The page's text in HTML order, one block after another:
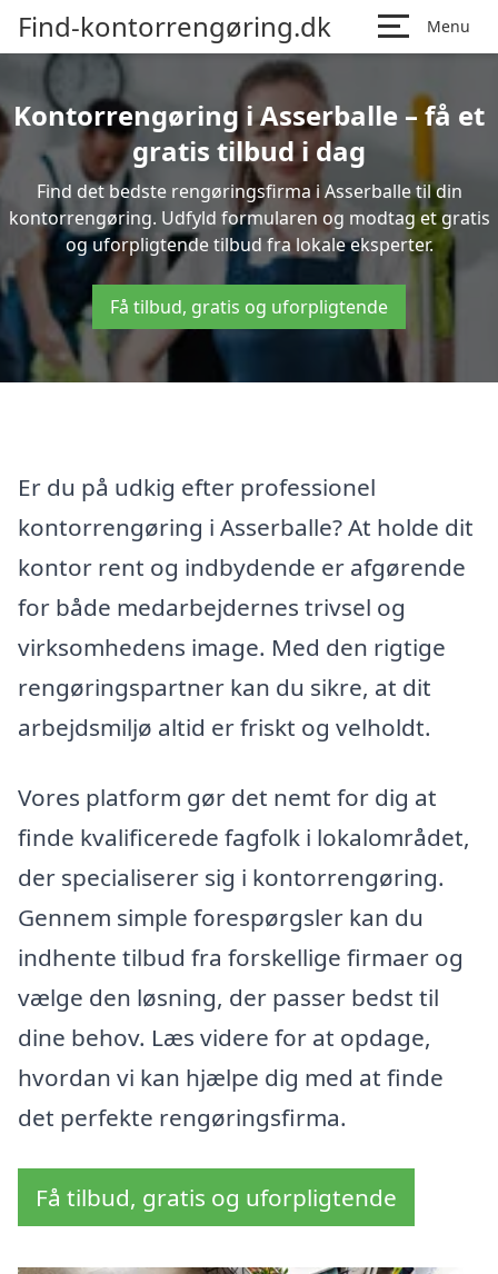
Find-kontorrengøring.dk Menu
Kontorrengøring i Asserballe – få et
gratis tilbud i dag
Find det bedste rengøringsfirma i Asserballe til din
kontorrengøring. Udfyld formularen og modtag et gratis
og uforpligtende tilbud fra lokale eksperter.
Få tilbud, gratis og uforpligtende
Er du på udkig efter professionel
kontorrengøring i Asserballe? At holde dit
kontor rent og indbydende er afgørende
for både medarbejdernes trivsel og
virksomhedens image. Med den rigtige
rengøringspartner kan du sikre, at dit
arbejdsmiljø altid er friskt og velholdt.
Vores platform gør det nemt for dig at
finde kvalificerede fagfolk i lokalområdet,
der specialiserer sig i kontorrengøring.
Gennem simple forespørgsler kan du
indhente tilbud fra forskellige firmaer og
vælge den løsning, der passer bedst til
dine behov. Læs videre for at opdage,
hvordan vi kan hjælpe dig med at finde
det perfekte rengøringsfirma.
Få tilbud, gratis og uforpligtende